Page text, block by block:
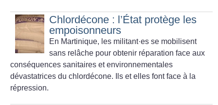
Chlordécone : l’État protège les
empoisonneurs
En Martinique, les militant·es se mobilisent
sans relâche pour obtenir réparation face aux
conséquences sanitaires et environnementales
dévastatrices du chlordécone. Ils et elles font face à la
répression.